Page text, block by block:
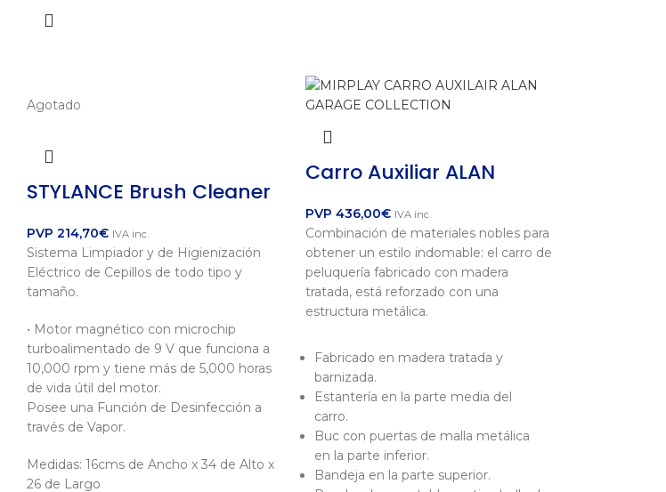
Agotado
STYLANCE Brush Cleaner
PVP 214,70€ IVA inc.
Sistema Limpiador y de Higienización
Eléctrico de Cepillos de todo tipo y
tamaño.
• Motor magnético con microchip
turboalimentado de 9 V que funciona a
10,000 rpm y tiene más de 5,000 horas
de vida útil del motor.
Posee una Función de Desinfección a
través de Vapor.
Medidas: 16cms de Ancho x 34 de Alto x
26 de Largo
Carro Auxiliar ALAN
PVP 436,00€ IVA inc.
Combinación de materiales nobles para
obtener un estilo indomable: el carro de
peluquería fabricado con madera
tratada, está reforzado con una
estructura metálica.
Fabricado en madera tratada y
barnizada.
Estantería en la parte media del
carro.
Buc con puertas de malla metálica
en la parte inferior.
Bandeja en la parte superior.